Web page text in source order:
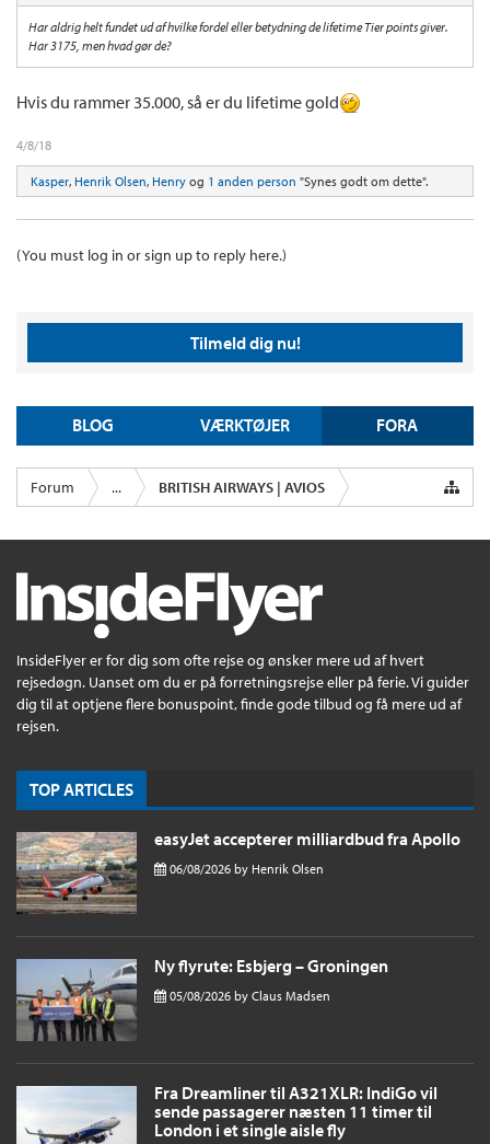
Har aldrig helt fundet ud af hvilke fordel eller betydning de lifetime Tier points giver.
Har 3175, men hvad gør de?
Hvis du rammer 35.000, så er du lifetime gold
4/8/18
Kasper, Henrik Olsen, Henry og 1 anden person "Synes godt om dette".
(You must log in or sign up to reply here.)
Tilmeld dig nu!
BLOG VÆRKTØJER FORA
Forum ... BRITISH AIRWAYS | AVIOS
InsideFlyer er for dig som ofte rejse og ønsker mere ud af hvert
rejsedøgn. Uanset om du er på forretningsrejse eller på ferie. Vi guider
dig til at optjene flere bonuspoint, finde gode tilbud og få mere ud af
rejsen.
TOP ARTICLES
easyJet accepterer milliardbud fra Apollo
06/08/2026 by Henrik Olsen
Ny flyrute: Esbjerg – Groningen
05/08/2026 by Claus Madsen
Fra Dreamliner til A321XLR: IndiGo vil
sende passagerer næsten 11 timer til
London i et single aisle fly